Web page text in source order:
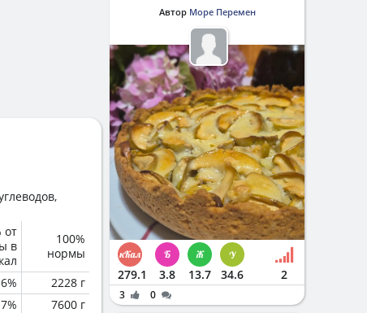
от
в
100%
нормы
6%
2228 г
7600 г
Автор Море Перемен
279.1 3.8 13.7 34.6 2
3 0